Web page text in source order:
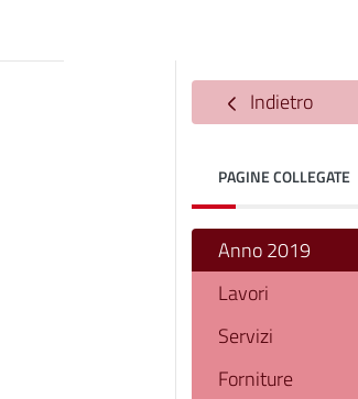
Indietro
PAGINE COLLEGATE
Anno 2019
Lavori
Servizi
Forniture